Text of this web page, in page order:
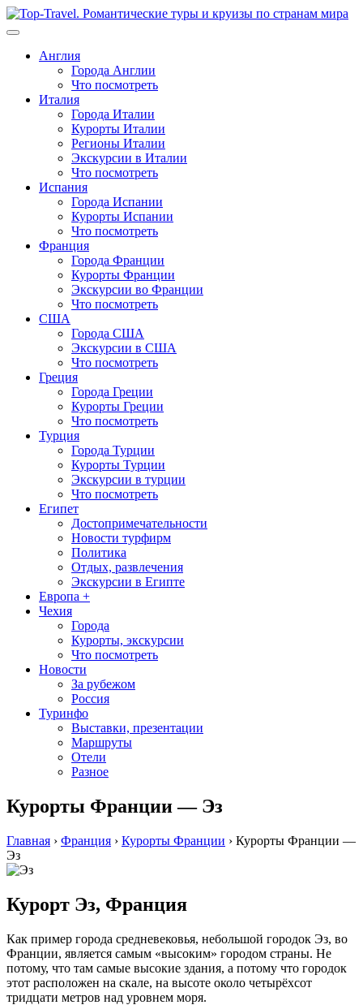
Перейти
к
Англия
Города Англии
Что посмотреть
Италия
Города Италии
Курорты Италии
Регионы Италии
Экскурсии в Италии
Что посмотреть
Испания
Города Испании
Курорты Испании
Что посмотреть
Франция
Города Франции
Курорты Франции
Экскурсии во Франции
Что посмотреть
США
Города США
Экскурсии в США
Что посмотреть
Греция
Города Греции
Курорты Греции
Что посмотреть
Турция
Города Турции
Курорты Турции
Экскурсии в турции
Что посмотреть
Египет
Достопримечательности
Новости турфирм
Политика
Отдых, развлечения
Экскурсии в Египте
Европа +
Чехия
Города
Курорты, экскурсии
Что посмотреть
Новости
За рубежом
Россия
Туринфо
Выставки, презентации
Маршруты
Отели
Разное
Курорты Франции — Эз
Главная › Франция › Курорты Франции › Курорты Франции —
Эз
Курорт Эз, Франция
Как пример города средневековья, небольшой городок Эз, во
Франции, является самым «высоким» городом страны. Не
потому, что там самые высокие здания, а потому что городок
этот расположен на скале, на высоте около четырёхсот
тридцати метров над уровнем моря.